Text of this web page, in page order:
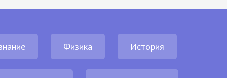
Физика История